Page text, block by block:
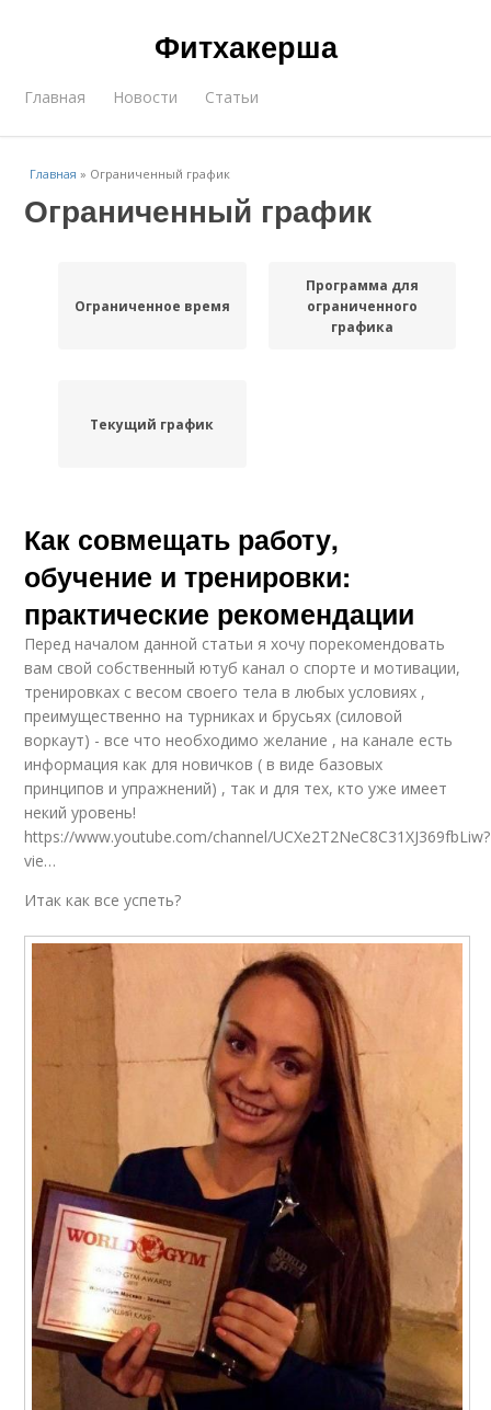
Фитхакерша
Главная Новости Статьи
Главная » Ограниченный график
Ограниченный график
Ограниченное время
Программа для
ограниченного
графика
Текущий график
Как совмещать работу,
обучение и тренировки:
практические рекомендации
Перед началом данной статьи я хочу порекомендовать
вам свой собственный ютуб канал о спорте и мотивации,
тренировках с весом своего тела в любых условиях ,
преимущественно на турниках и брусьях (силовой
воркаут) - все что необходимо желание , на канале есть
информация как для новичков ( в виде базовых
принципов и упражнений) , так и для тех, кто уже имеет
некий уровень!
https://www.youtube.com/channel/UCXe2T2NeC8C31XJ369fbLiw?
vie…
Итак как все успеть?